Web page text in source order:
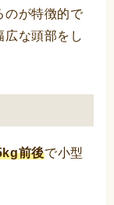
のが特徴的で
な頭部をし
前後で小型